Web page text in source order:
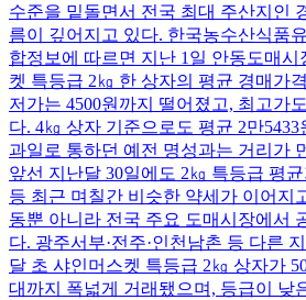
수준을 밑돌면서 전국 최대 주산지인
름이 깊어지고 있다. 한국농수산식품
합정보에 따르면 지난 1일 안동도매
켓 특등급 2㎏ 한 상자의 평균 경매가
저가는 4500원까지 떨어졌고, 최고가
다. 4㎏ 상자 기준으로도 평균 2만
과일로 통하던 예전 명성과는 거리가
앞선 지난달 30일에도 2㎏ 특등급 평
등 최근 며칠간 비슷한 약세가 이어지
동뿐 아니라 전국 주요 도매시장에서
다. 광주서부·전주·인천남촌 등 다른
달 초 샤인머스켓 특등급 2㎏ 상자가
대까지 폭넓게 거래됐으며, 등급이 낮